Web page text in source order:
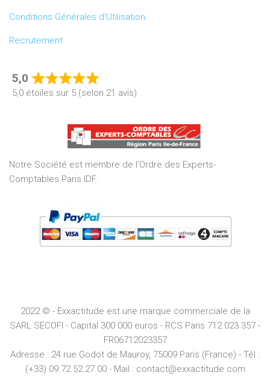
Conditions Générales d’Utilisation
Recrutement
5,0
Rated
5,0
of
5
5,0 étoiles sur 5 (selon 21 avis)
Notre Société est membre de l’Ordre des Experts-
Comptables Paris IDF.
2022 © - Exxactitude est une marque commerciale de la
SARL SECOFI - Capital 300 000 euros - RCS Paris 712 023 357 -
FR06712023357
Adresse : 24 rue Godot de Mauroy, 75009 Paris (France) - Tél :
(+33) 09.72.52.27.00 - Mail : contact@exxactitude.com